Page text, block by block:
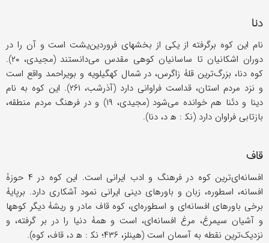
دنا
نام این کوه برگرفته از یکی از بخشهای فروردین‌یشت است و آن را در
دوران اشکانیان تا ساسانیان کوهی مقدس می‌دانستند (مجیدی، ۲۰).
کوه دنا، بزرگ‌ترین قلۀ زاگرس، در شمال کهگیلویه و بویراحمد واقع است
و نزد مردم استان، قداست فراوانی دارد (آذرشب، ۲۶۱). این کوه به نام
دینا و دئنا هم خوانده می‌شود (مجیدی، ۱۹) و در فرهنگ مردم منطقه،
بازتابی فراوان دارد (نک‍ : ه‍ د، دنا).
قاف
افسانه‌ای‌ترین کوه در فرهنگ و ادب ایرانی است. این کوه در ۴ حوزۀ
افسانه، اسطوره، زبان و باورهای دینی ایرانی نمود آشکاری دارد. بر‌پایۀ
برخی باورهای افسانه‌ای و اسطوره‌ای، کوه قاف مادر و ریشۀ دیگر کوهها
و آشیان سیمرغ، مرغ افسانه‌ای، است و همۀ دنیا را در ‌بر ‌گرفته، و
نزدیک‌ترین نقطه به آسمان است (هینلز، ۴۳۶؛ نک‍ : ه‍ د، قاف، کوه).